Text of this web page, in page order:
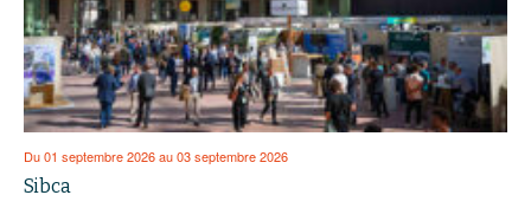
Du 01 septembre 2026 au 03 septembre 2026
Sibca